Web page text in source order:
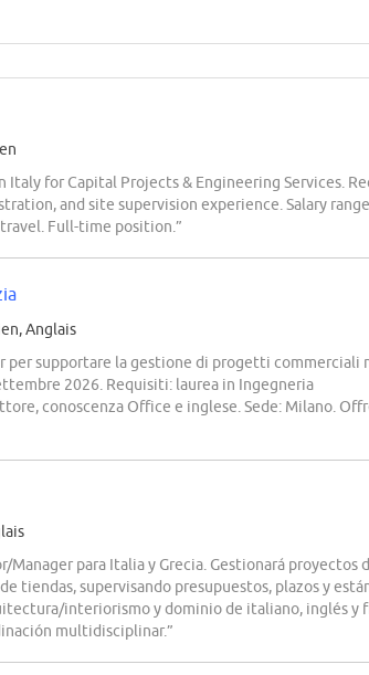
Italy for Capital Projects & Engineering Services.
and site supervision experience. Salary
Full-time position.”
Anglais
per supportare la gestione di progetti commerciali
2026. Requisiti: laurea in Ingegneria
conoscenza Office e inglese. Sede: Milano.
Manager para Italia y Grecia. Gestionará proyectos
tiendas, supervisando presupuestos, plazos y
interiorismo y dominio de italiano, inglés y
multidisciplinar.”